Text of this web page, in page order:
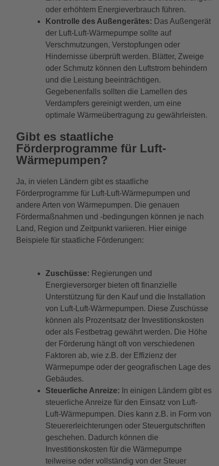
oder erhöhtem Energieverbrauch führen.
Kontrolle des Außengerätes: Das Außengerät
der Luft-Luft-Wärmepumpe sollte auf
Verschmutzungen, Verstopfungen oder
Hindernisse überprüft werden. Blätter, Zweige
oder Schmutz können den Luftstrom behindern
und die Leistung beeinträchtigen.
Gegebenenfalls sollten die Lamellen des
Verdampfers gereinigt werden, um eine
optimale Wärmeübertragung zu gewährleisten.
Gibt es staatliche
Förderprogramme für Luft-
Wärmepumpen?
Ja, in vielen Ländern gibt es staatliche
Förderprogramme für Luft-Luft-Wärmepumpen und
andere Arten von Wärmepumpen. Die genauen
Fördermaßnahmen und -bedingungen können je nach
Land, Region und Zeitpunkt variieren. Hier einige
Beispiele für staatliche Förderungen:
Zuschüsse: Regierungen und
Energieversorger bieten oft finanzielle
Unterstützung für den Kauf und die Installation
von Luft-Luft-Wärmepumpen. Diese Zuschüsse
können als Prozentsatz der Investitionskosten
oder als Festbetrag gewährt werden. Die Höhe
der Förderung hängt oft von verschiedenen
Faktoren ab, wie z.B. der Effizienz der
Wärmepumpe oder der geografischen Lage des
Gebäudes.
Steuerliche Anreize: In einigen Ländern gibt es
steuerliche Anreize für den Einsatz von Luft-
Luft-Wärmepumpen. Dies kann z.B. in Form von
Steuererleichterungen oder Steuergutschriften
geschehen. Dadurch können die
Investitionskosten für die Wärmepumpe
teilweise oder vollständig von der Steuer